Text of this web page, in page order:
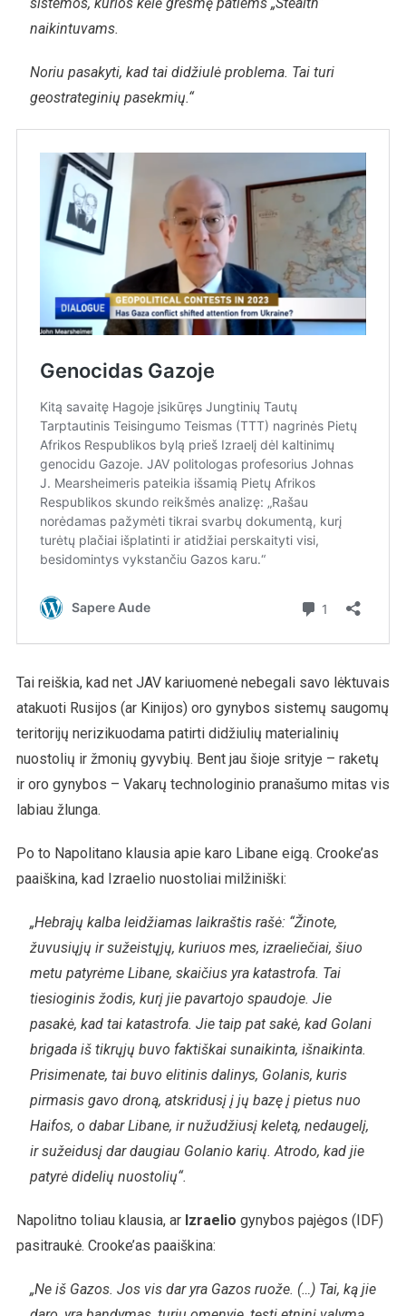
naikintuvams.
Noriu pasakyti, kad tai didžiulė problema. Tai turi
geostrateginių pasekmių.“
Tai reiškia, kad net JAV kariuomenė nebegali savo lėktuvais
atakuoti Rusijos (ar Kinijos) oro gynybos sistemų saugomų
teritorijų nerizikuodama patirti didžiulių materialinių
nuostolių ir žmonių gyvybių. Bent jau šioje srityje – raketų
ir oro gynybos – Vakarų technologinio pranašumo mitas vis
labiau žlunga.
Po to Napolitano klausia apie karo Libane eigą. Crooke’as
paaiškina, kad Izraelio nuostoliai milžiniški:
„Hebrajų kalba leidžiamas laikraštis rašė: “Žinote,
žuvusiųjų ir sužeistųjų, kuriuos mes, izraeliečiai, šiuo
metu patyrėme Libane, skaičius yra katastrofa. Tai
tiesioginis žodis, kurį jie pavartojo spaudoje. Jie
pasakė, kad tai katastrofa. Jie taip pat sakė, kad Golani
brigada iš tikrųjų buvo faktiškai sunaikinta, išnaikinta.
Prisimenate, tai buvo elitinis dalinys, Golanis, kuris
pirmasis gavo droną, atskridusį į jų bazę į pietus nuo
Haifos, o dabar Libane, ir nužudžiusį keletą, nedaugelį,
ir sužeidusį dar daugiau Golanio karių. Atrodo, kad jie
patyrė didelių nuostolių“.
Napolitno toliau klausia, ar Izraelio gynybos pajėgos (IDF)
pasitraukė. Crooke’as paaiškina:
„Ne iš Gazos. Jos vis dar yra Gazos ruože. (…) Tai, ką jie